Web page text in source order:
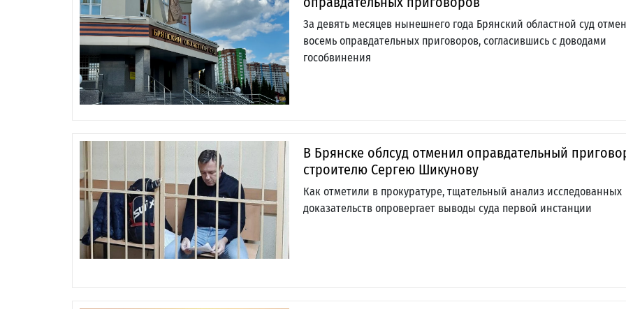
За девять месяцев нынешнего года Брянский областной суд
восемь оправдательных приговоров, согласившись с доводами
гособвинения
В Брянске облсуд отменил оправдательный
строителю Сергею Шикунову
Как отметили в прокуратуре, тщательный анализ исследованных
доказательств опровергает выводы суда первой инстанции